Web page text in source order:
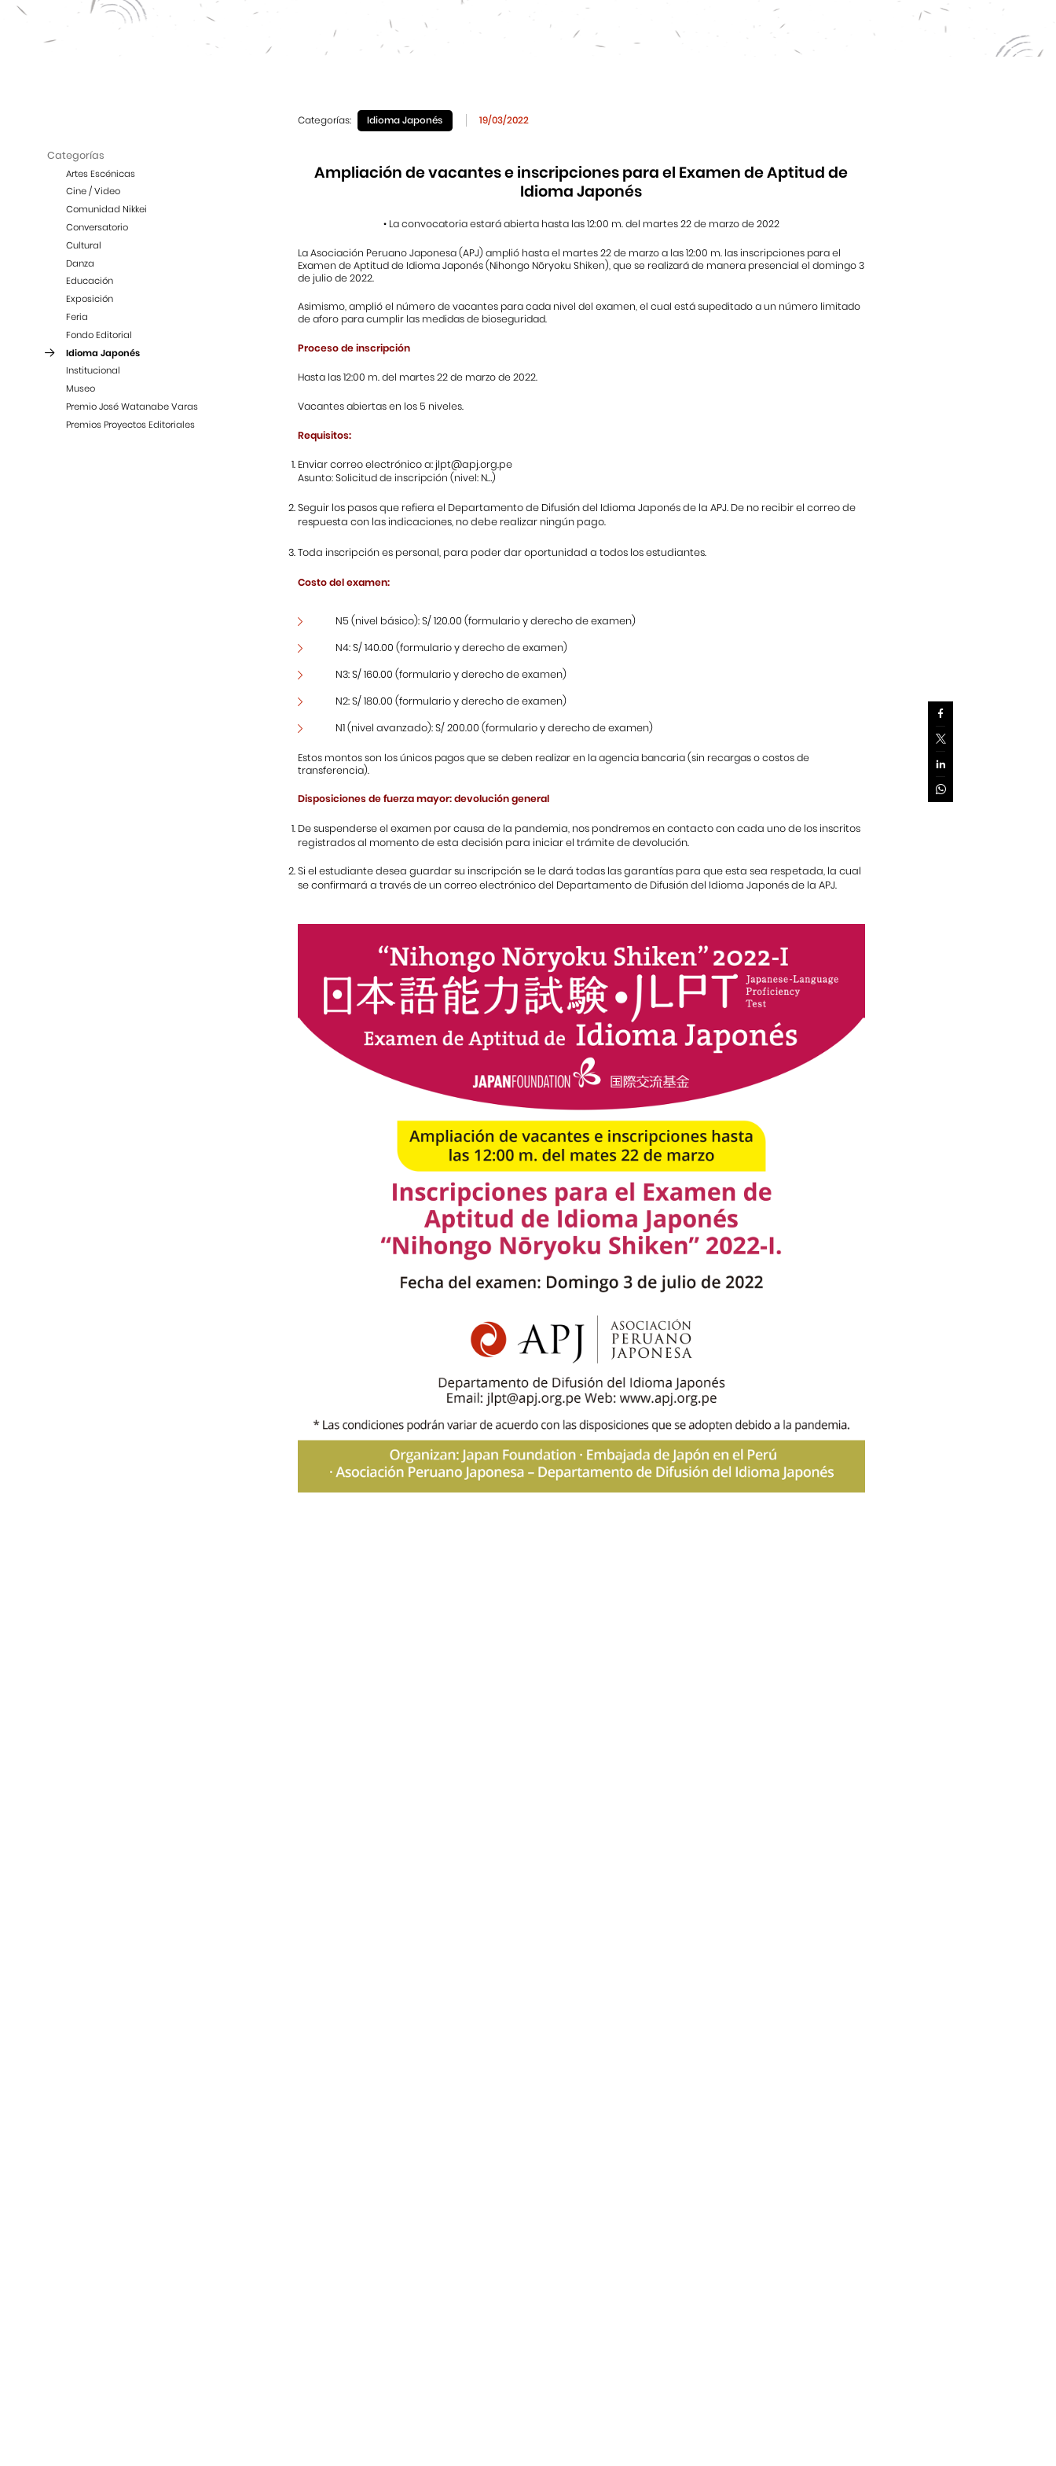
Categorías
Artes Escénicas
Cine / Video
Comunidad Nikkei
Conversatorio
Cultural
Danza
Educación
Exposición
Feria
Fondo Editorial
Idioma Japonés
Institucional
Museo
Premio José Watanabe Varas
Premios Proyectos Editoriales
Categorías: Idioma Japonés 19/03/2022
Ampliación de vacantes e inscripciones para el Examen de Aptitud de
Idioma Japonés
• La convocatoria estará abierta hasta las 12:00 m. del martes 22 de marzo de 2022
La Asociación Peruano Japonesa (APJ) amplió hasta el martes 22 de marzo a las 12:00 m. las inscripciones para el
Examen de Aptitud de Idioma Japonés (Nihongo Nōryoku Shiken), que se realizará de manera presencial el domingo 3
de julio de 2022.
Asimismo, amplió el número de vacantes para cada nivel del examen, el cual está supeditado a un número limitado
de aforo para cumplir las medidas de bioseguridad.
Proceso de inscripción
Hasta las 12:00 m. del martes 22 de marzo de 2022.
Vacantes abiertas en los 5 niveles.
Requisitos:
Enviar correo electrónico a: jlpt@apj.org.pe
Asunto: Solicitud de inscripción (nivel: N…)
Seguir los pasos que refiera el Departamento de Difusión del Idioma Japonés de la APJ. De no recibir el correo de
respuesta con las indicaciones, no debe realizar ningún pago.
Toda inscripción es personal, para poder dar oportunidad a todos los estudiantes.
Costo del examen:
N5 (nivel básico): S/ 120.00 (formulario y derecho de examen)
N4: S/ 140.00 (formulario y derecho de examen)
N3: S/ 160.00 (formulario y derecho de examen)
N2: S/ 180.00 (formulario y derecho de examen)
N1 (nivel avanzado): S/ 200.00 (formulario y derecho de examen)
Estos montos son los únicos pagos que se deben realizar en la agencia bancaria (sin recargas o costos de
transferencia).
Disposiciones de fuerza mayor: devolución general
De suspenderse el examen por causa de la pandemia, nos pondremos en contacto con cada uno de los inscritos
registrados al momento de esta decisión para iniciar el trámite de devolución.
Si el estudiante desea guardar su inscripción se le dará todas las garantías para que esta sea respetada, la cual
se confirmará a través de un correo electrónico del Departamento de Difusión del Idioma Japonés de la APJ.